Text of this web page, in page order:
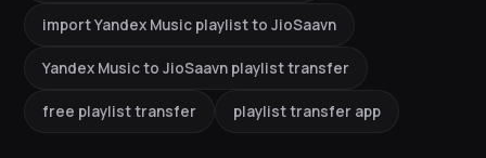
import Yandex Music playlist to JioSaavn
Yandex Music to JioSaavn playlist transfer
free playlist transfer playlist transfer app